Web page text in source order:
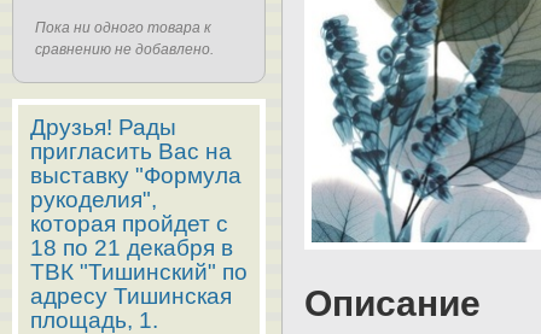
Описание
Пока ни одного товара к
сравнению не добавлено.
Друзья! Рады
пригласить Вас на
выставку "Формула
рукоделия",
которая пройдет с
18 по 21 декабря в
ТВК "Тишинский" по
адресу Тишинская
площадь, 1.